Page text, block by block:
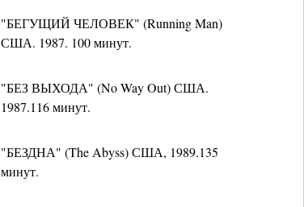
"БЕГУЩИЙ ЧЕЛОВЕК" (Running Man)
США. 1987. 100 минут.
"БЕЗ ВЫХОДА" (No Way Out) США.
1987.116 минут.
"БЕЗДНА" (The Abyss) США, 1989.135
минут.